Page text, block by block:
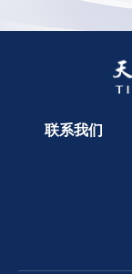
联系我们